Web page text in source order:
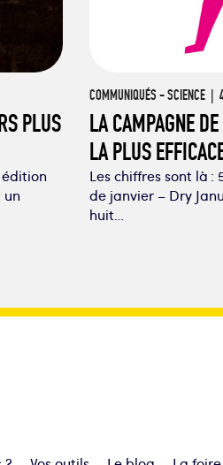
PLUS
un
COMMUNIQUÉS -SCIENCE |
LA CAMPAGNE
LA PLUS
Les chiffres sont là :
de janvier – Dry
huit…